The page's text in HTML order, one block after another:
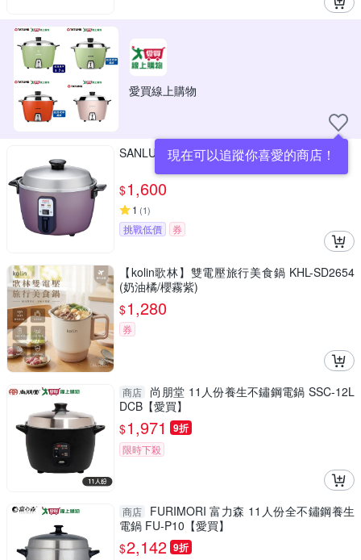
愛買線上購物
現在可以追蹤你喜愛的商店！
SANLUX台灣三洋6人份夢幻紫電鍋EC-6SC
$1,600
1 (1)
挑戰低價 券
【kolin歌林】雙電壓旅行美食鍋 KHL-SD2654
(奶油橘/櫻霧紫)
$1,280
券
商店
尚朋堂 11人份養生不鏽鋼電鍋 SSC-12L
DCB【愛買】
$1,971 9折
限時下殺
商店
FURIMORI 富力森 11人份全不鏽鋼養生
電鍋 FU-P10【愛買】
$2,142 9折